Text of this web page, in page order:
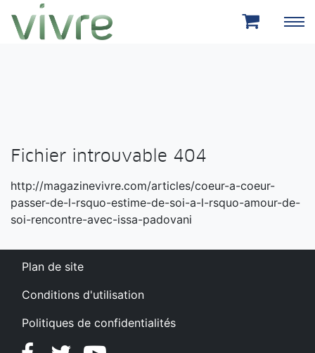
Aller au menu principal
Aller au contenu principal
Fichier introuvable 404
http://magazinevivre.com/articles/coeur-a-coeur-
passer-de-l-rsquo-estime-de-soi-a-l-rsquo-amour-de-
soi-rencontre-avec-issa-padovani
Plan de site
Conditions d'utilisation
Politiques de confidentialités